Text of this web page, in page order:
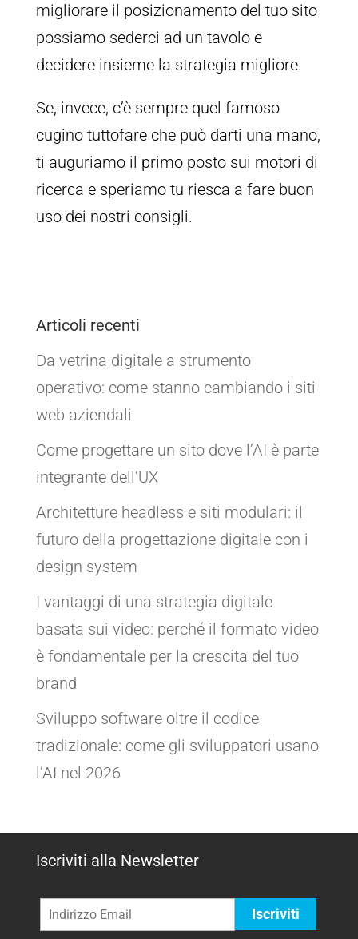
migliorare il posizionamento del tuo sito
possiamo sederci ad un tavolo e
decidere insieme la strategia migliore.
Se, invece, c’è sempre quel famoso
cugino tuttofare che può darti una mano,
ti auguriamo il primo posto sui motori di
ricerca e speriamo tu riesca a fare buon
uso dei nostri consigli.
Articoli recenti
Da vetrina digitale a strumento
operativo: come stanno cambiando i siti
web aziendali
Come progettare un sito dove l’AI è parte
integrante dell’UX
Architetture headless e siti modulari: il
futuro della progettazione digitale con i
design system
I vantaggi di una strategia digitale
basata sui video: perché il formato video
è fondamentale per la crescita del tuo
brand
Sviluppo software oltre il codice
tradizionale: come gli sviluppatori usano
l’AI nel 2026
Iscriviti alla Newsletter